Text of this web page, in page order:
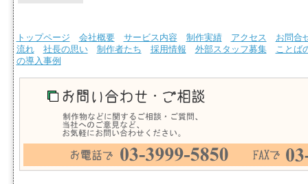
トップページ 会社概要 サービス内容 制作実績 アクセス
お問合
流れ
社長の思い 制作者たち 採用情報 外部スタッフ募集
ことば
の導入事例